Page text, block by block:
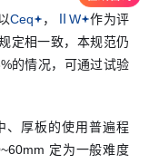
Ceq ， ⅡW
作为评
定相一致，本规范仍
的情况，可通过试验
、厚板的使用普遍程
定为一般难度